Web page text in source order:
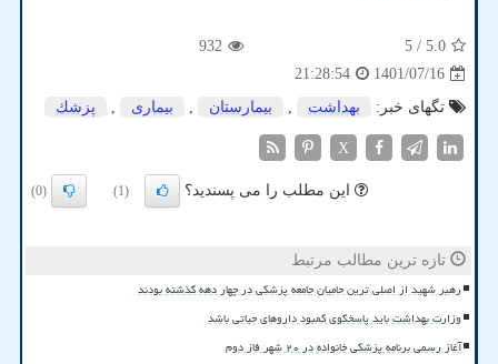
5.0
/ 5
932
1401/07/16
21:28:54
تگهای خبر:
بهداشت , بیمارستان , بیماری , پزشك
X
این مطلب را می پسندید؟ (1)
(0)
تازه ترین مطالب مرتبط
رهبر شهید از اصلی ترین حامیان جامعه پزشکی در چهار دهه گذشته بودند
وزارت بهداشت باید پاسخگوی کمبود داروهای حیاتی باشد
آغاز رسمی برنامه پزشکی خانواده در ۲۰ شهر فاز دوم